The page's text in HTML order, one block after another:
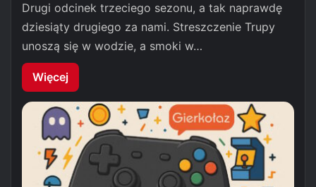
Drugi odcinek trzeciego sezonu, a tak naprawdę
dziesiąty drugiego za nami. Streszczenie Trupy
unoszą się w wodzie, a smoki w…
Więcej